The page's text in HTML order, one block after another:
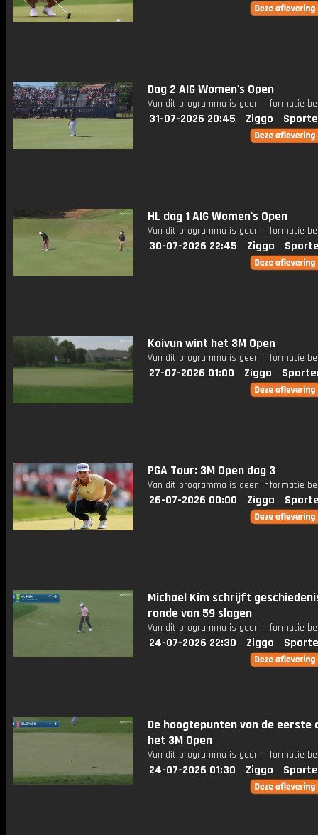
Dag 2 AIG Women's Open
Van dit programma is geen informatie
31-07-2026 20:45 Ziggo
HL dag 1 AIG Women's Open
Van dit programma is geen informatie
30-07-2026 22:45 Ziggo
Koivun wint het 3M Open
Van dit programma is geen informatie
27-07-2026 01:00 Ziggo
PGA Tour: 3M Open dag 3
Van dit programma is geen informatie
26-07-2026 00:00 Ziggo
Michael Kim schrijft
ronde van 59 slagen
Van dit programma is geen informatie
24-07-2026 22:30 Ziggo
De hoogtepunten van de eerste
het 3M Open
Van dit programma is geen informatie
24-07-2026 01:30 Ziggo